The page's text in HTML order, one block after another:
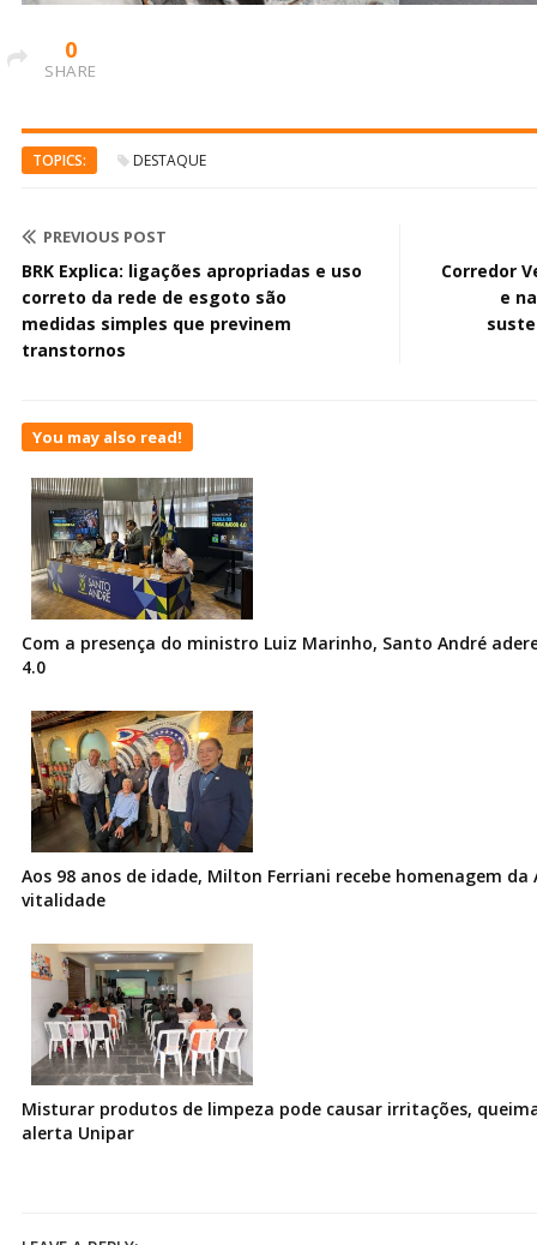
0
SHARE
TOPICS: DESTAQUE
PREVIOUS POST
BRK Explica: ligações apropriadas e uso
correto da rede de esgoto são
medidas simples que previnem
transtornos
Corredor
e
You may also read!
Com a presença do ministro Luiz Marinho, Santo André
4.0
Aos 98 anos de idade, Milton Ferriani recebe homenagem da
vitalidade
Misturar produtos de limpeza pode causar irritações,
alerta Unipar